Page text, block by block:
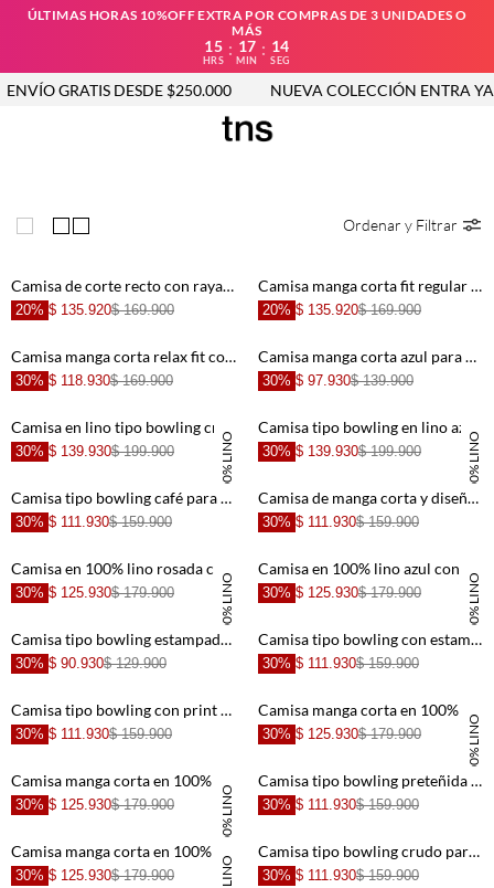
ÚLTIMAS HORAS 10%OFF EXTRA POR COMPRAS DE 3 UNIDADES O
MÁS
15
HRS
: 17
MIN
: 13
SEG
GRATIS DESDE $250.000 NUEVA COLECCIÓN ENTRA YA
Ordenar y Filtrar
+
Camisa de corte recto con rayas preteñidas en poliéster verde salvia para hombre
20% $ 135.920$ 169.900
+
Camisa manga corta fit regular con rayas verticales en verde para hombre
20% $ 135.920$ 169.900
+
Camisa manga corta relax fit con rayas preteñidas en algodón blanco para hombre
30% $ 118.930$ 169.900
+
Camisa manga corta azul para hombre
30% $ 97.930$ 139.900
100% LINO
+
30% $ 139.930$ 199.900 100% LINO
+
30% $ 139.930$ 199.900
+
Camisa tipo bowling café para hombre
30% $ 111.930$ 159.900
+
Camisa de manga corta y diseño a rayas crudo para hombre
30% $ 111.930$ 159.900
100% LINO
+
30% $ 125.930$ 179.900 100% LINO
+
30% $ 125.930$ 179.900
Camisa tipo bowling estampada con textura ligera para hombre
30% $ 90.930$ 129.900
Camisa tipo bowling con estampado para hombre
30% $ 111.930$ 159.900
Camisa tipo bowling con print playero para hombre
30% $ 111.930$ 159.900 100% LINO
30% $ 125.930$ 179.900
100% LINO
30% $ 125.930$ 179.900
Camisa tipo bowling preteñida a rayas para hombre
30% $ 111.930$ 159.900
30% $ 125.930$ 179.900
Camisa tipo bowling crudo para hombre
30% $ 111.930$ 159.900